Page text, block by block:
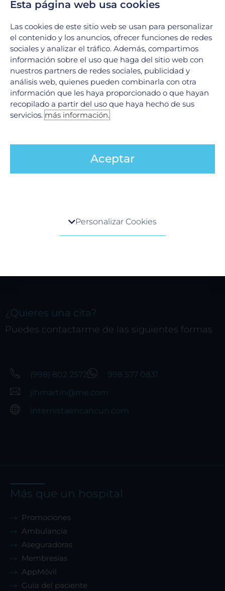
Cédula:AE009511 - UNAM
Cédula de la especialidad en Medicina del
trabajo:AE009510
Experiencia
rodilla, medicina del deporte y pequeñas
¿Quieres una cita?
Puedes contactarme de las siguientes formas
(998) 802 2572
998 577 0831
jlhmartin@me.com
internistaencancun.com
Más que un hospital
Promociones
Ambulancia
Aseguradoras
Membresías
AppMóvil
Guía del paciente
Esta página web usa cookies
Las cookies de este sitio web se usan para personalizar
el contenido y los anuncios, ofrecer funciones de redes
sociales y analizar el tráfico. Además, compartimos
información sobre el uso que haga del sitio web con
nuestros partners de redes sociales, publicidad y
análisis web, quienes pueden combinarla con otra
información que les haya proporcionado o que hayan
recopilado a partir del uso que haya hecho de sus
servicios.más información.
Aceptar
Cuando visita cualquier sitio web, el mismo podría
preferencias o su dispositivo, y se usa
identifica directamente, pero puede proporcionarle
respetamos su derecho a la privacidad, usted puede
predeterminadas. Sin embargo, el bloqueo de
experiencia en el sitio y los servicios que podemos
Sistema de personalización de cookies
Cookies de funcionalidad
Personalizar Cookies